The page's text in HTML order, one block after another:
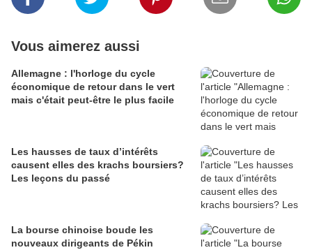
Vous aimerez aussi
Allemagne : l'horloge du cycle
économique de retour dans le vert
mais c'était peut-être le plus facile
Les hausses de taux d’intérêts
causent elles des krachs boursiers?
Les leçons du passé
La bourse chinoise boude les
nouveaux dirigeants de Pékin